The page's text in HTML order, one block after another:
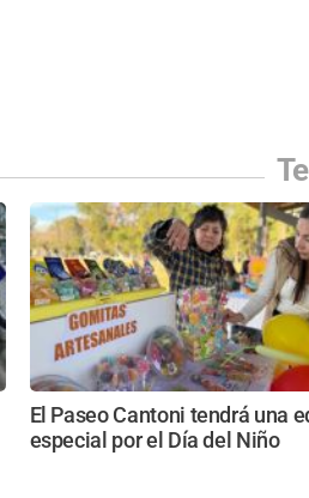
El Paseo Cantoni tendrá una
especial por el Día del Niño